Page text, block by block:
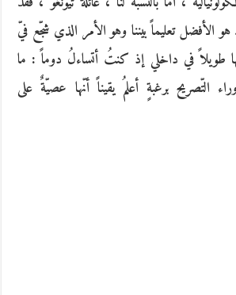
الأفضل تعليماً بيننا وهو الأمر الذي شجّع فيّ
طويلاً في داخلي إذ كنتُ أتساءلُ دوماً : ما
التّصريح برغبةٍ أعلمُ يقيناً أنّها عصيّةٌ على